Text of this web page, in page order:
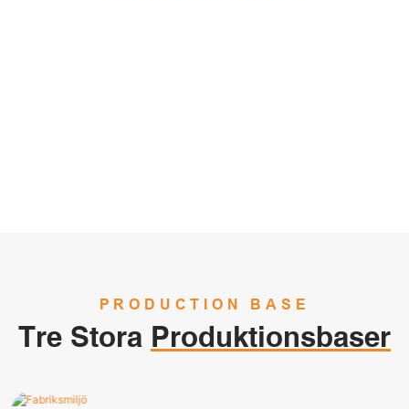
PRODUCTION BASE
Tre Stora Produktionsbaser